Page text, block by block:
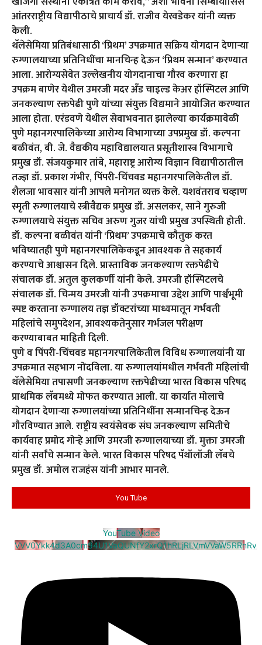
आंतरराष्ट्रीय विद्यापीठाचे प्राचार्य डॉ. राजीव येरवडेकर यांनी व्यक्त
केली.
थॅलेसेमिया प्रतिबंधासाठी ‘प्रिथम’ उपक्रमात सक्रिय योगदान देणाऱ्या
रुग्णालयाच्या प्रतिनिधींचा मानचिन्ह देऊन ‘प्रिथम सन्मान’ करण्यात
आला. आरोग्यसेवेत उल्लेखनीय योगदानाचा गौरव करणारा हा
उपक्रम बाणेर येथील उमरजी मदर अँड चाइल्ड केअर हॉस्पिटल आणि
जनकल्याण रक्तपेढी पुणे यांच्या संयुक्त विद्यमाने आयोजित करण्यात
आला होता. एरंडवणे येथील सेवाभवनात झालेल्या कार्यक्रमावेळी
पुणे महानगरपालिकेच्या आरोग्य विभागाच्या उपप्रमुख डॉ. कल्पना
बळीवंत, बी. जे. वैद्यकीय महाविद्यालयात प्रसूतीशास्त्र विभागाचे
प्रमुख डॉ. संजयकुमार तांबे, महाराष्ट्र आरोग्य विज्ञान विद्यापीठातील
तज्ज्ञ डॉ. प्रकाश गंभीर, पिंपरी-चिंचवड महानगरपालिकेतील डॉ.
शैलजा भावसार यांनी आपले मनोगत व्यक्त केले. यशवंतराव चव्हाण
स्मृती रुग्णालयाचे स्त्रीवैद्यक प्रमुख डॉ. असलकर, साने गुरुजी
रुग्णालयाचे संयुक्त सचिव अरुण गुजर यांची प्रमुख उपस्थिती होती.
डॉ. कल्पना बळीवंत यांनी ‘प्रिथम’ उपक्रमाचे कौतुक करत
भविष्यातही पुणे महानगरपालिकेकडून आवश्यक ते सहकार्य
करण्याचे आश्वासन दिले. प्रास्ताविक जनकल्याण रक्तपेढीचे
संचालक डॉ. अतुल कुलकर्णी यांनी केले. उमरजी हॉस्पिटलचे
संचालक डॉ. चिन्मय उमरजी यांनी उपक्रमाचा उद्देश आणि पार्श्वभूमी
स्पष्ट करताना रुग्णालय तज्ञ डॉक्टरांच्या माध्यमातून गर्भवती
महिलांचे समुपदेशन, आवश्यकतेनुसार गर्भजल परीक्षण
करण्याबाबत माहिती दिली.
पुणे व पिंपरी-चिंचवड महानगरपालिकेतील विविध रुग्णालयांनी या
उपक्रमात सहभाग नोंदविला. या रुग्णालयांमधील गर्भवती महिलांची
थॅलेसेमिया तपासणी जनकल्याण रक्तपेढीच्या भारत विकास परिषद
प्राथमिक लॅबमध्ये मोफत करण्यात आली. या कार्यात मोलाचे
योगदान देणाऱ्या रुग्णालयांच्या प्रतिनिधींना सन्मानचिन्ह देऊन
गौरविण्यात आले. राष्ट्रीय स्वयंसेवक संघ जनकल्याण समितीचे
कार्यवाह प्रमोद गोऱ्हे आणि उमरजी रुग्णालयाच्या डॉ. मुक्ता उमरजी
यांनी सर्वांचे सन्मान केले. भारत विकास परिषद पॅथॉलॉजी लॅबचे
प्रमुख डॉ. अमोल राजहंस यांनी आभार मानले.
You Tube
YouTube Video
VVV0Ykk4d3A0cm94U1VaQUNfY2xrQ1hRLjRLVmVVaW5RRnRv